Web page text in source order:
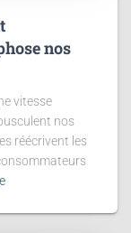
nos
vitesse
nos
réécrivent les